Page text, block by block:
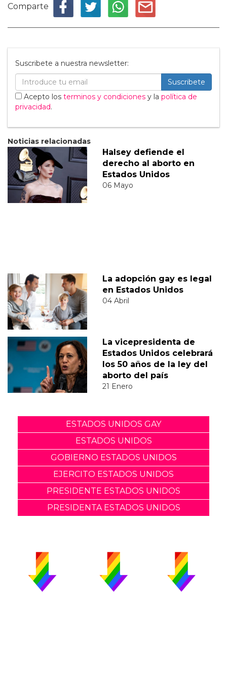
Comparte
Suscribete a nuestra newsletter:
Suscribete
Acepto los terminos y condiciones y la política de
privacidad.
Noticias relacionadas
Halsey defiende el
derecho al aborto en
Estados Unidos
06 Mayo
La adopción gay es legal
en Estados Unidos
04 Abril
La vicepresidenta de
Estados Unidos celebrará
los 50 años de la ley del
aborto del país
21 Enero
ESTADOS UNIDOS GAY
ESTADOS UNIDOS
GOBIERNO ESTADOS UNIDOS
EJERCITO ESTADOS UNIDOS
PRESIDENTE ESTADOS UNIDOS
PRESIDENTA ESTADOS UNIDOS